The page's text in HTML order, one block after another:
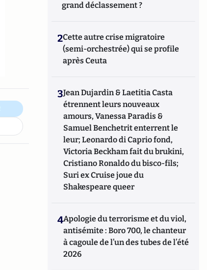
grand déclassement ?
2Cette autre crise migratoire
(semi-orchestrée) qui se profile
après Ceuta
3Jean Dujardin & Laetitia Casta
étrennent leurs nouveaux
amours, Vanessa Paradis &
Samuel Benchetrit enterrent le
leur; Leonardo di Caprio fond,
Victoria Beckham fait du brukini,
Cristiano Ronaldo du bisco-fils;
Suri ex Cruise joue du
Shakespeare queer
4Apologie du terrorisme et du viol,
antisémite : Boro 700, le chanteur
à cagoule de l’un des tubes de l’été
2026